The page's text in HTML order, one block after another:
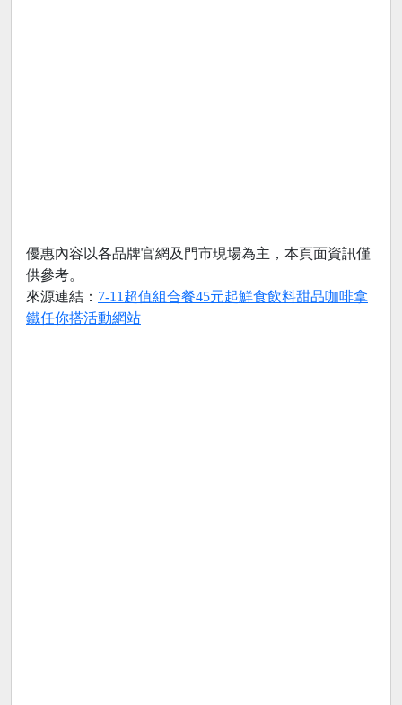
優惠內容以各品牌官網及門市現場為主，本頁面資訊僅
供參考。
來源連結： 7-11超值組合餐45元起鮮食飲料甜品咖啡拿
鐵任你搭活動網站